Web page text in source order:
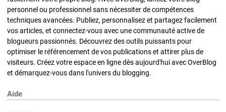
personnel ou professionnel sans nécessiter de compétences
techniques avancées. Publiez, personnalisez et partagez facilement
vos articles, et connectez-vous avec une communauté active de
blogueurs passionnés. Découvrez des outils puissants pour
optimiser le référencement de vos publications et attirer plus de
visiteurs. Créez votre espace en ligne dès aujourd'hui avec OverBlog
et démarquez-vous dans l'univers du blogging.
Aide